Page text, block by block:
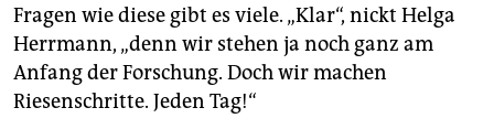
Fragen wie diese gibt es viele. „Klar“, nickt Helga
Herrmann, „denn wir stehen ja noch ganz am
Anfang der Forschung. Doch wir machen
Riesenschritte. Jeden Tag!“